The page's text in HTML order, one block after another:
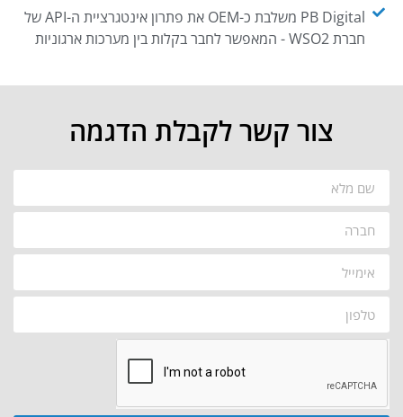
PB Digital משלבת כ-OEM את פתרון אינטגרציית ה-API של
חברת WSO2 - המאפשר לחבר בקלות בין מערכות ארגוניות
צור קשר לקבלת הדגמה